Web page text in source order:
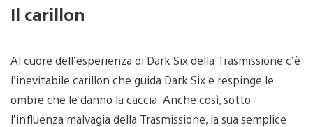
Il carillon
Al cuore dell’esperienza di Dark Six della Trasmissione c’è
l’inevitabile carillon che guida Dark Six e respinge le
ombre che le danno la caccia. Anche così, sotto
l’influenza malvagia della Trasmissione, la sua semplice